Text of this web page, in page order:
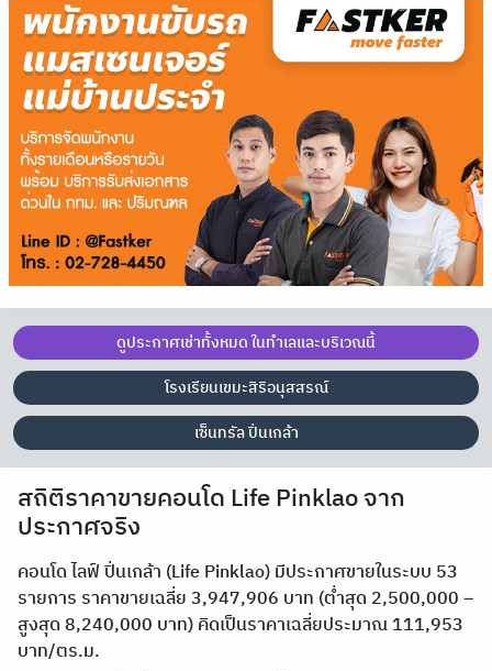
ดูประกาศเช่าทั้งหมด ในทำเลและบริเวณนี้
โรงเรียนเขมะสิริอนุสสรณ์
เซ็นทรัล ปิ่นเกล้า
สถิติราคาขายคอนโด Life Pinklao จาก
ประกาศจริง
คอนโด ไลฟ์ ปิ่นเกล้า (Life Pinklao) มีประกาศขายในระบบ 53
รายการ ราคาขายเฉลี่ย 3,947,906 บาท (ต่ำสุด 2,500,000 –
สูงสุด 8,240,000 บาท) คิดเป็นราคาเฉลี่ยประมาณ 111,953
บาท/ตร.ม.